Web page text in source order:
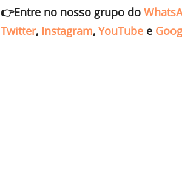
👉Entre no nosso grupo do
Twitter, Instagram, YouTube e